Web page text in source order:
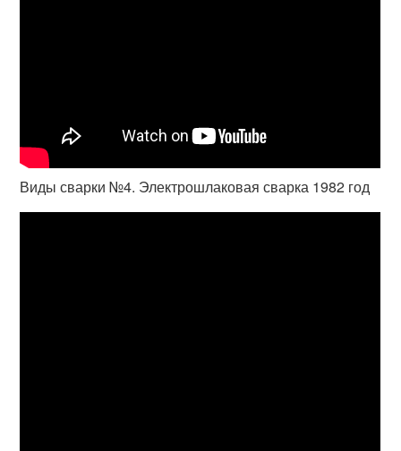
Виды сварки №4. Электрошлаковая сварка 1982 год